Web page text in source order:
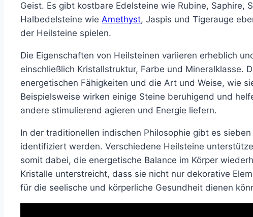
Geist. Es gibt kostbare Edelsteine wie Rubine, Saphire,
Halbedelsteine wie Amethyst, Jaspis und Tigerauge
der Heilsteine spielen.
Die Eigenschaften von Heilsteinen variieren erheblich
einschließlich Kristallstruktur, Farbe und Mineralklasse.
energetischen Fähigkeiten und die Art und Weise, wie
Beispielsweise wirken einige Steine beruhigend und
andere stimulierend agieren und Energie liefern.
In der traditionellen indischen Philosophie gibt es
identifiziert werden. Verschiedene Heilsteine
somit dabei, die energetische Balance im Körper
Kristalle unterstreicht, dass sie nicht nur dekorative
für die seelische und körperliche Gesundheit dienen